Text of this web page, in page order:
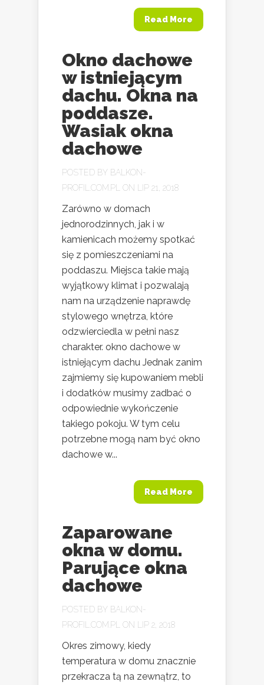
Read More
Okno dachowe
w istniejącym
dachu. Okna na
poddasze.
Wasiak okna
dachowe
POSTED BY BALKON-
PROFIL.COM.PL
ON LIP 21, 2018
Zarówno w domach
jednorodzinnych, jak i w
kamienicach możemy spotkać
się z pomieszczeniami na
poddaszu. Miejsca takie mają
wyjątkowy klimat i pozwalają
nam na urządzenie naprawdę
stylowego wnętrza, które
odzwierciedla w pełni nasz
charakter. okno dachowe w
istniejącym dachu Jednak zanim
zajmiemy się kupowaniem mebli
i dodatków musimy zadbać o
odpowiednie wykończenie
takiego pokoju. W tym celu
potrzebne mogą nam być okno
dachowe w...
Read More
Zaparowane
okna w domu.
Parujące okna
dachowe
POSTED BY BALKON-
PROFIL.COM.PL
ON LIP 2, 2018
Okres zimowy, kiedy
temperatura w domu znacznie
przekracza tą na zewnątrz, to